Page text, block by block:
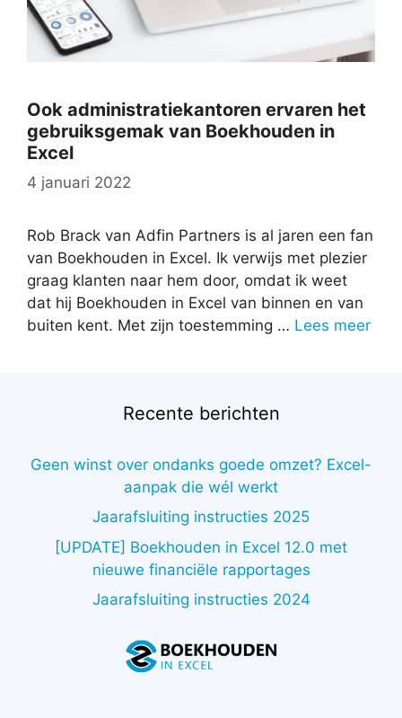
Ook administratiekantoren ervaren het
gebruiksgemak van Boekhouden in
Excel
4 januari 2022
Rob Brack van Adfin Partners is al jaren een fan
van Boekhouden in Excel. Ik verwijs met plezier
graag klanten naar hem door, omdat ik weet
dat hij Boekhouden in Excel van binnen en van
buiten kent. Met zijn toestemming … Lees meer
Recente berichten
Geen winst over ondanks goede omzet? Excel-
aanpak die wél werkt
Jaarafsluiting instructies 2025
[UPDATE] Boekhouden in Excel 12.0 met
nieuwe financiële rapportages
Jaarafsluiting instructies 2024